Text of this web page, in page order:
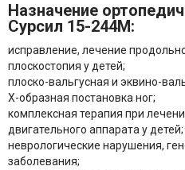
Назначение
Сурсил 15-244M:
исправление, лечение
плоскостопия у детей;
плоско-вальгусная и эквино-
Х-образная постановка ног;
комплексная терапия при
двигательного аппарата у детей;
неврологические нарушения,
заболевания;